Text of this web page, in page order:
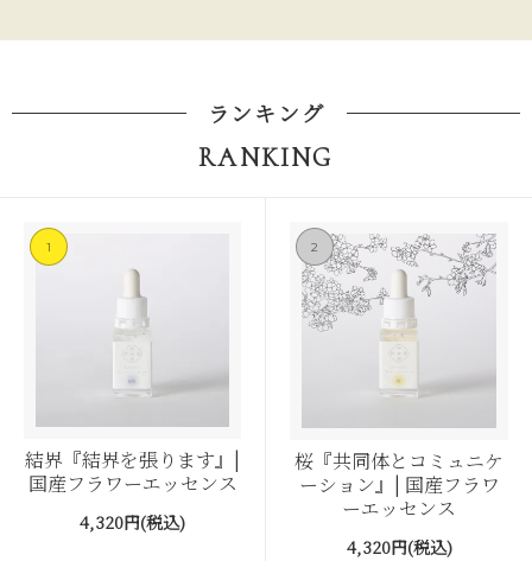
ランキング
RANKING
1
結界『結界を張ります』|
国産フラワーエッセンス
4,320円(税込)
2
桜『共同体とコミュニケ
ーション』| 国産フラワ
ーエッセンス
4,320円(税込)